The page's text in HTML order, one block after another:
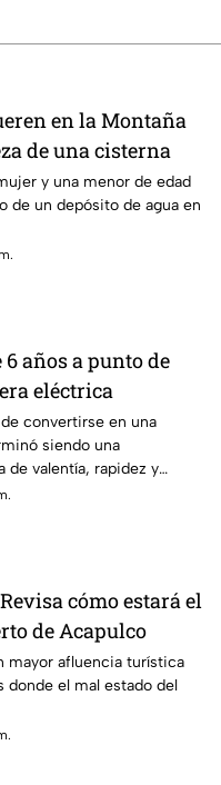
en la Montaña
de una cisterna
y una menor de edad
de un depósito de agua en
años a punto de
eléctrica
convertirse en una
siendo una
de valentía, rapidez y
cómo estará el
de Acapulco
mayor afluencia turística
donde el mal estado del